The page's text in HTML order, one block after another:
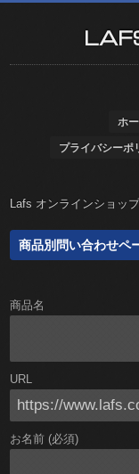
ホ
プライバシーポ
Lafs オンラインショッ
商品別問い合わせペ
商品名
URL
お名前 (必須)